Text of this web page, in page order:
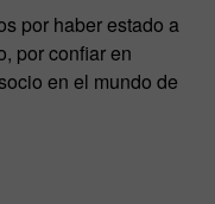
por haber estado a
por confiar en
en el mundo de